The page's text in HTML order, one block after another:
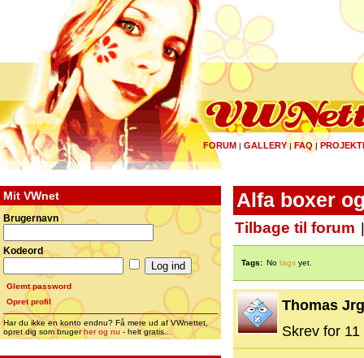
FORUM | GALLERY|FAQ |
Mit VWnet
Brugernavn
Kodeord
Glemt password
Opret profil
Har du ikke en konto endnu? Få mere ud af VWnettet,
opret dig som brugerher og nu - helt gratis...
Alfa boxer
Tilbage til forum
Tags: No tags yet.
Thomas
Skrev for